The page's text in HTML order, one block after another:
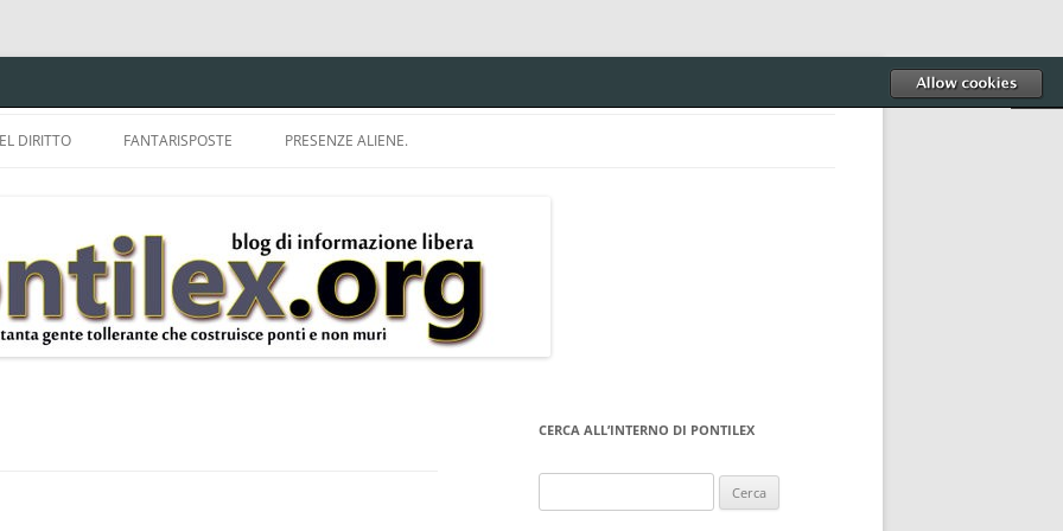
DIRITTO
DELLA LDA 633.
E
FANTARISPOSTE PRESENZE ALIENE.
CERCA ALL’INTERNO DI PONTILEX
per: